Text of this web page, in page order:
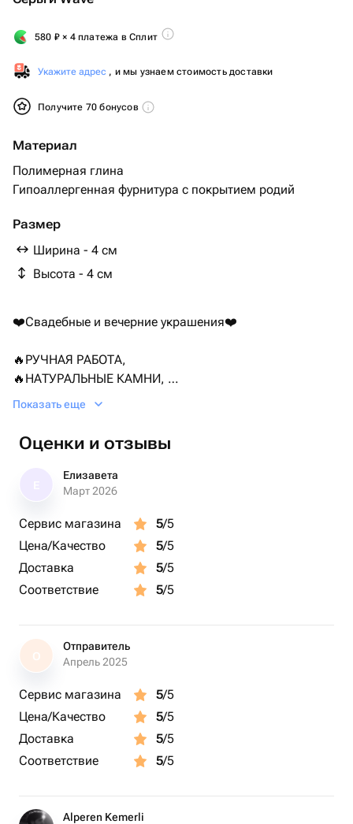
580 ₽ × 4 платежа в Сплит
Укажите адрес , и мы узнаем стоимость доставки
Получите 70 бонусов
Материал
Полимерная глина
Гипоаллергенная фурнитура с покрытием родий
Размер
Ширина - 4 см
Высота - 4 см
❤️Свадебные и вечерние украшения❤️
🔥РУЧНАЯ РАБОТА,
🔥НАТУРАЛЬНЫЕ КАМНИ,
🔥НЕТЕМНЕЮЩАЯ ГИПОАЛЛЕРГЕННАЯ ФУРНИТУРА
Серьги выполнены из:
- цветов из полимерной глины;
- гипоалергенной нетемнеющей фурнитуры с
Все упаковано в подарочную коробочку.
полностью ручная работа.
На все украшения предоставляется гарантия. Больше
работ в профиле.
Показать еще
Оценки и отзывы
Елизавета
Март 2026
Сервис магазина 5/5
Цена/Качество
5/5
Доставка
5/5
Соответствие
5/5
О
Отправитель
Апрель 2025
Сервис магазина 5/5
Цена/Качество
5/5
Доставка
5/5
Соответствие
5/5
Alperen Kemerli